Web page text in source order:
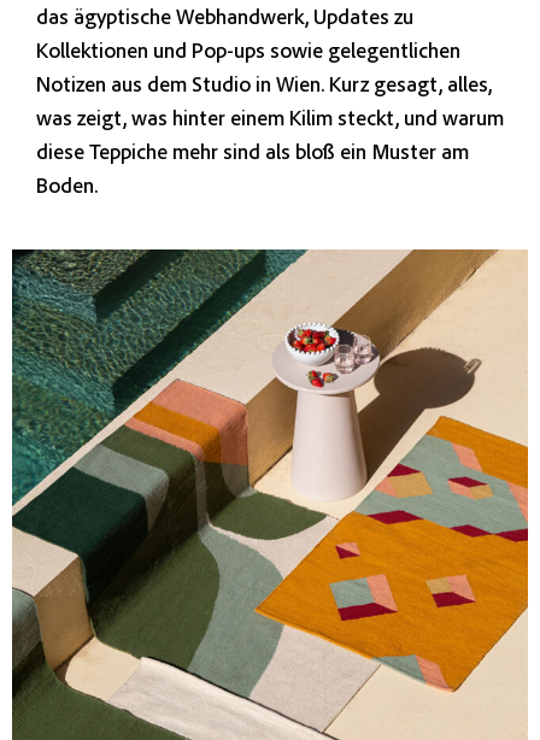
das ägyptische Webhandwerk, Updates zu
Kollektionen und Pop-ups sowie gelegentlichen
Notizen aus dem Studio in Wien. Kurz gesagt, alles,
was zeigt, was hinter einem Kilim steckt, und warum
diese Teppiche mehr sind als bloß ein Muster am
Boden.